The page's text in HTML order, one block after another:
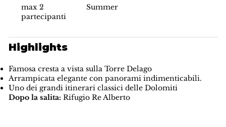
max 2
partecipanti
Summer
Highlights
Famosa cresta a vista sulla Torre Delago
Arrampicata elegante con panorami indimenticabili.
Uno dei grandi itinerari classici delle Dolomiti
Dopo la salita: Rifugio Re Alberto